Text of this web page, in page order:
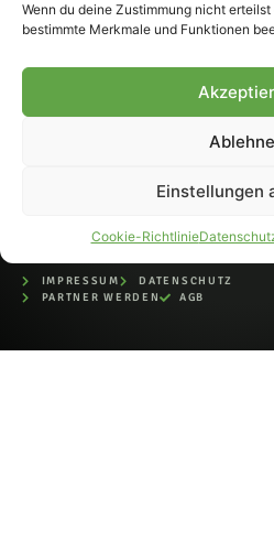
Wenn du deine Zustimmung nicht
bestimmte Merkmale und Funktionen
Einstellungen
Cookie-Richtlinie
Fohlen-Hautnah.de ist ein
offiziell eingetragenes Magazin
IMPRESSUM
DATENSCHUTZ
PARTNER WERDEN
AGB